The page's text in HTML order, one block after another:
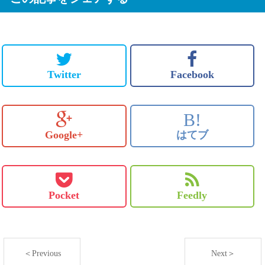
Twitter Facebook
Google+
B!
はてブ
Pocket Feedly
＜Previous Next＞